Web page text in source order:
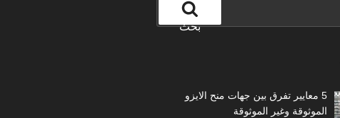
بحث
5 معايير تفرق بين جهات منح الايزو
الموثوقة وغير الموثوقة